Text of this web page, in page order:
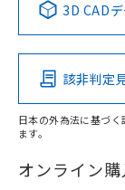
Pb
在庫等で未対
3D CAD
該非判定
日本の外為法に基づ
ます。
オンライン購